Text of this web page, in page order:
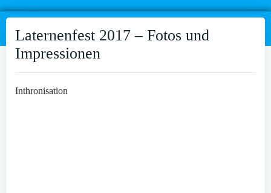
Laternenfest 2017 – Fotos und
Impressionen
Inthronisation